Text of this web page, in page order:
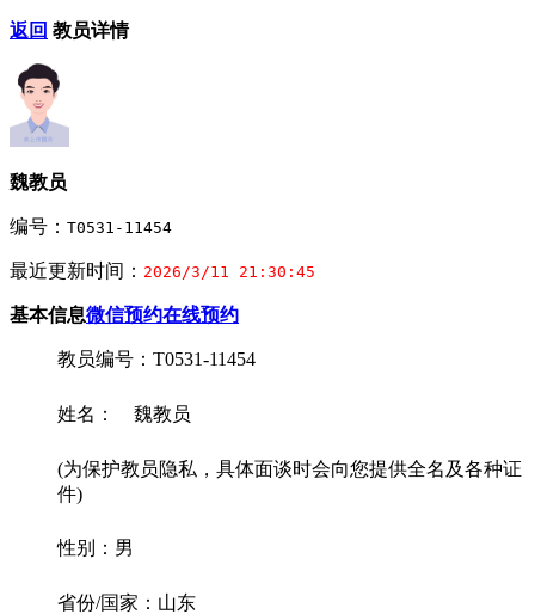
返回 教员详情
魏教员
编号： T0531-11454
最近更新时间： 2026/3/11 21:30:45
基本信息微信预约在线预约
教员编号：T0531-11454
姓名： 魏教员
(为保护教员隐私，具体面谈时会向您提供全名及各种证
件)
性别：男
省份/国家：山东